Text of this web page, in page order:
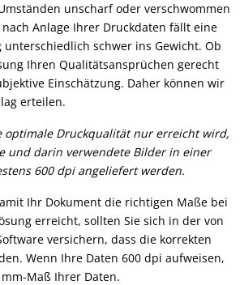
unscharf oder verschwommen
nach Anlage Ihrer Druckdaten fällt eine
unterschiedlich schwer ins Gewicht. Ob
Ihren Qualitätsansprüchen gerecht
Einschätzung. Daher können wir
erteilen.
optimale Druckqualität nur erreicht wird,
und darin verwendete Bilder in einer
600 dpi angeliefert werden.
Ihr Dokument die richtigen Maße bei
erreicht, sollten Sie sich in der von
versichern, dass die korrekten
Wenn Ihre Daten 600 dpi aufweisen,
Maß Ihrer Daten.